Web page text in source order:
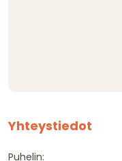
Yhteystiedot
Puhelin: